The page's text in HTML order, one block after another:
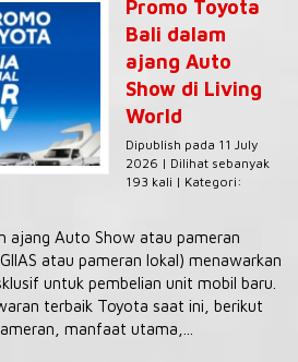
Promo Toyota
Bali dalam
ajang Auto
Show di Living
World
Dipublish pada 11 July
2026 | Dilihat sebanyak
193 kali | Kategori:
ajang Auto Show atau pameran
atau pameran lokal) menawarkan
untuk pembelian unit mobil baru.
terbaik Toyota saat ini, berikut
manfaat utama,...